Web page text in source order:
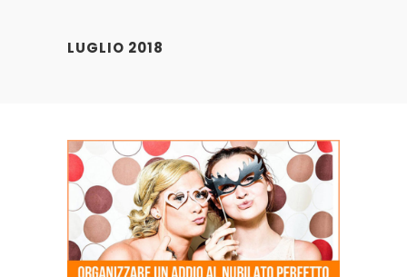
LUGLIO 2018